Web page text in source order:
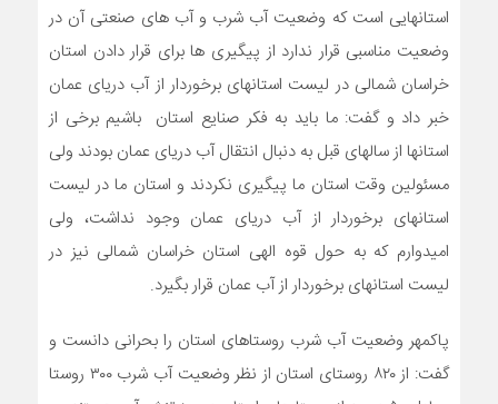
استانهایی است که وضعیت آب شرب و آب های صنعتی آن در
وضعیت مناسبی قرار ندارد از پیگیری ها برای قرار دادن استان
خراسان شمالی در لیست استانهای برخوردار از آب دریای عمان
خبر داد و گفت: ما باید به فکر صنایع استان باشیم برخی از
استانها از سالهای قبل به دنبال انتقال آب دریای عمان بودند ولی
مسئولین وقت استان ما پیگیری نکردند و استان ما در لیست
استانهای برخوردار از آب دریای عمان وجود نداشت، ولی
امیدوارم که به حول قوه الهی استان خراسان شمالی نیز در
لیست استانهای برخوردار از آب عمان قرار بگیرد.
پاکمهر وضعیت آب شرب روستاهای استان را بحرانی دانست و
گفت: از ۸۲۰ روستای استان از نظر وضعیت آب شرب ۳۰۰ روستا